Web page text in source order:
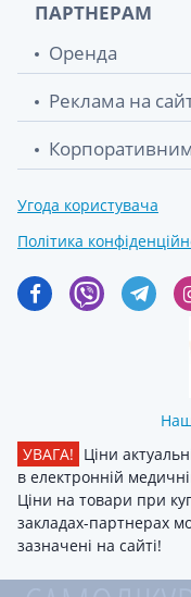
ПАРТНЕРАМ
Оренда
Реклама на
Угода користувача
Політика
УВАГА! Ціни
в електронній
Ціни на товари при
закладах-партнерах
зазначені на сайті!